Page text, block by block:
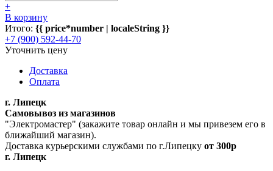
+
В корзину
Итого: {{ price*number | localeString }}
+7 (900) 592-44-70
Уточнить цену
Доставка
Оплата
г. Липецк
Самовывоз из магазинов
"Электромастер" (закажите товар онлайн и мы привезем его в
ближайший магазин).
Доставка курьерскими службами по г.Липецку от 300р
г. Липецк